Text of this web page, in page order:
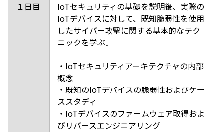
１日目
IoTセキュリティの基礎を説明後、実際の
IoTデバイスに対して、既知脆弱性を使用
したサイバー攻撃に関する基本的なテク
ニックを学ぶ。
・IoTセキュリティアーキテクチャの内部
概念
・既知のIoTデバイスの脆弱性およびケー
ススタディ
・IoTデバイスのファームウェア取得およ
びリバースエンジニアリング